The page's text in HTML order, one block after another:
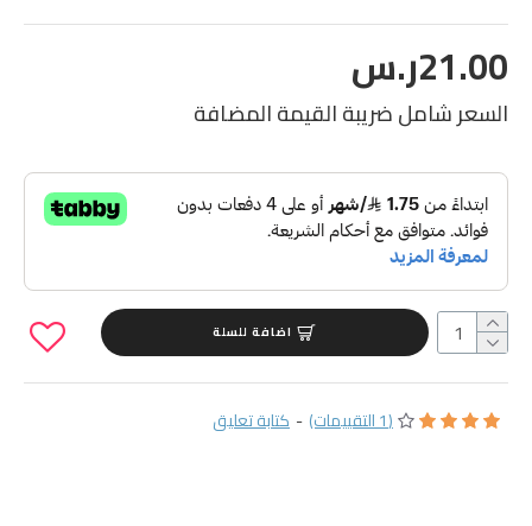
السعر شامل ضريبة القيمة المضافة
(1 التقييمات) - كتابة تعليق
21.00ر.س
اضافة للسلة